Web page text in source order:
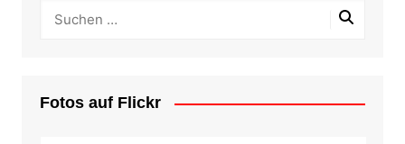
Fotos auf Flickr